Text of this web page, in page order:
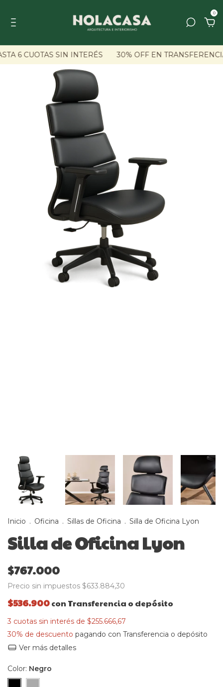
0
6 CUOTAS SIN INTERÉS 30% OFF EN TRANSFERENCIA
Inicio . Oficina . Sillas de Oficina . Silla de Oficina Lyon
Silla de Oficina Lyon
$767.000
Precio sin impuestos $633.884,30
$536.900con Transferencia o depósito
3 cuotas sin interés de $255.666,67
30% de descuento pagando con Transferencia o depósito
Ver más detalles
Color: Negro